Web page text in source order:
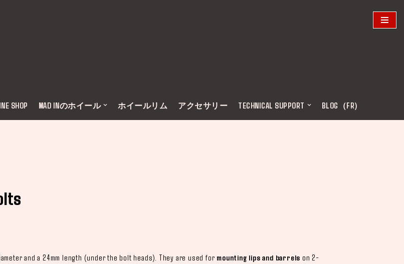
SHOP MAD INのホイール ホイールリム アクセサリー TECHNICAL SUPPORT BLOG（FR)
and a 24mm length (under the bolt heads). They are used for mounting lips and barrels on 2-